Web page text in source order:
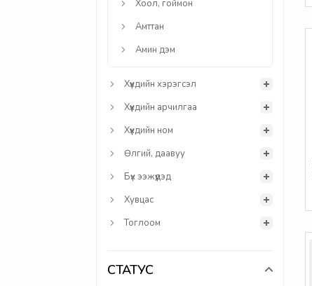
Хоол, гоймон
Амттан
Амин дэм
Хүүхдийн хэрэгсэл
Хүүхдийн арчилгаа
Хүүхдийн ном
Өлгий, даавуу
Бүх ээжүүдэд
Хувцас
Тоглоом
СТАТУС